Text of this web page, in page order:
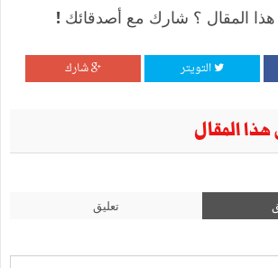
المقال ؟ شارك مع أصدقائك !
التويتر شارك
المقال
تعليق